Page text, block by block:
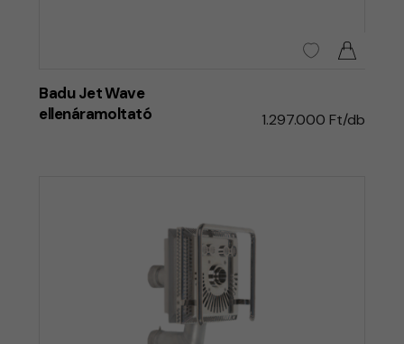
Badu Jet Wave
ellenáramoltató
1.297.000 Ft/db